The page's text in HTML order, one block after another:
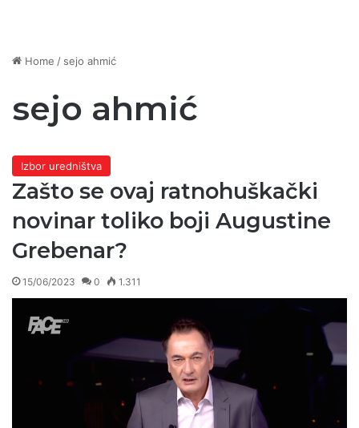
Home / sejo ahmić
sejo ahmić
Izbor uredništva
Zašto se ovaj ratnohuškački
novinar toliko boji Augustine
Grebenar?
15/06/2023 0 1.311